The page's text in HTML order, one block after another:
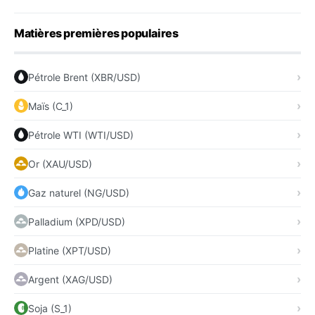
Matières premières populaires
Pétrole Brent (XBR/USD)
Maïs (C_1)
Pétrole WTI (WTI/USD)
Or (XAU/USD)
Gaz naturel (NG/USD)
Palladium (XPD/USD)
Platine (XPT/USD)
Argent (XAG/USD)
Soja (S_1)